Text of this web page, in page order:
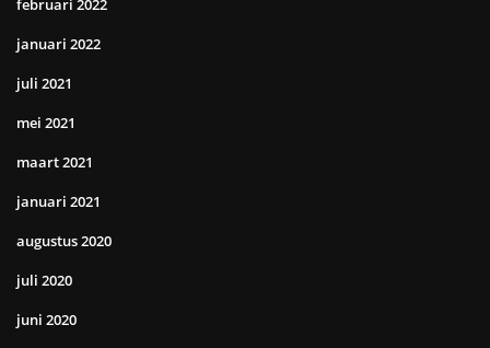
februari 2022
januari 2022
juli 2021
mei 2021
maart 2021
januari 2021
augustus 2020
juli 2020
juni 2020